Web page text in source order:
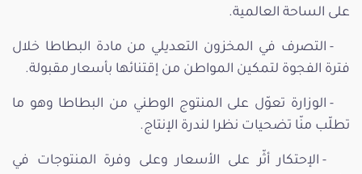
على الساحة العالمية.
- التصرف في المخزون التعديلي من مادة البطاطا خلال
فترة الفجوة لتمكين المواطن من إقتنائها بأسعار مقبولة.
- الوزارة تعوّل على المنتوج الوطني من البطاطا وهو ما
تطلّب منّا تضحيات نظرا لندرة الإنتاج.
- الإحتكار أثّر على الأسعار وعلى وفرة المنتوجات في